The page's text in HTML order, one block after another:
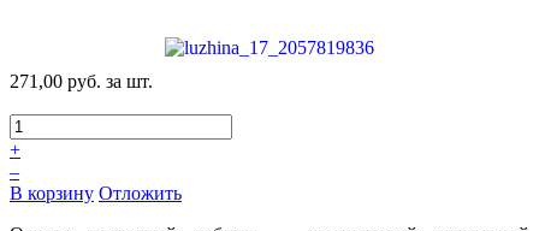
271,00 руб. за шт.
+
–
В корзину Отложить